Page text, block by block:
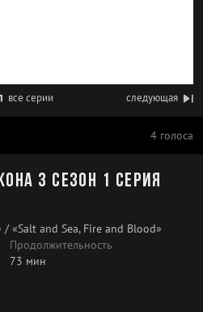
все серии следующая
4 голоса
3 сезон 1 серия
«Salt and Sea, Fire and Blood»
Продолжительность
73 мин